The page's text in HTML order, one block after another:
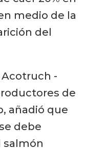
medio de la
del
-
de
añadió que
debe
salmón